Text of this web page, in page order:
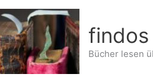
Bücher lesen